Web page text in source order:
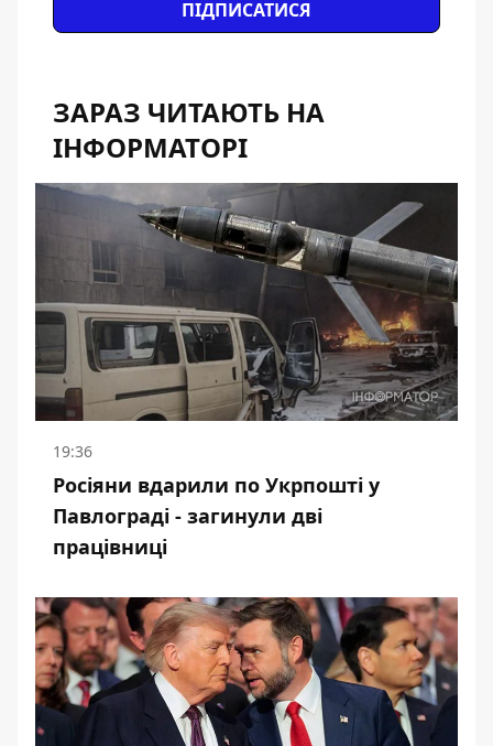
ПІДПИСАТИСЯ
ЗАРАЗ ЧИТАЮТЬ НА
ІНФОРМАТОРІ
19:36
Росіяни вдарили по Укрпошті у
Павлограді - загинули дві
працівниці